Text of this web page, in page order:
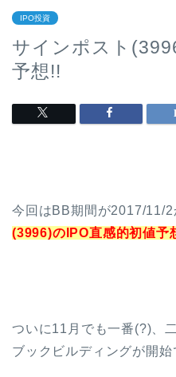
IPO投資
サインポスト
予想!!
今回はBB期間が2017/11/2
(3996)のIPO直感的初値予
ついに11月でも一番(?)、
ブックビルディングが開始